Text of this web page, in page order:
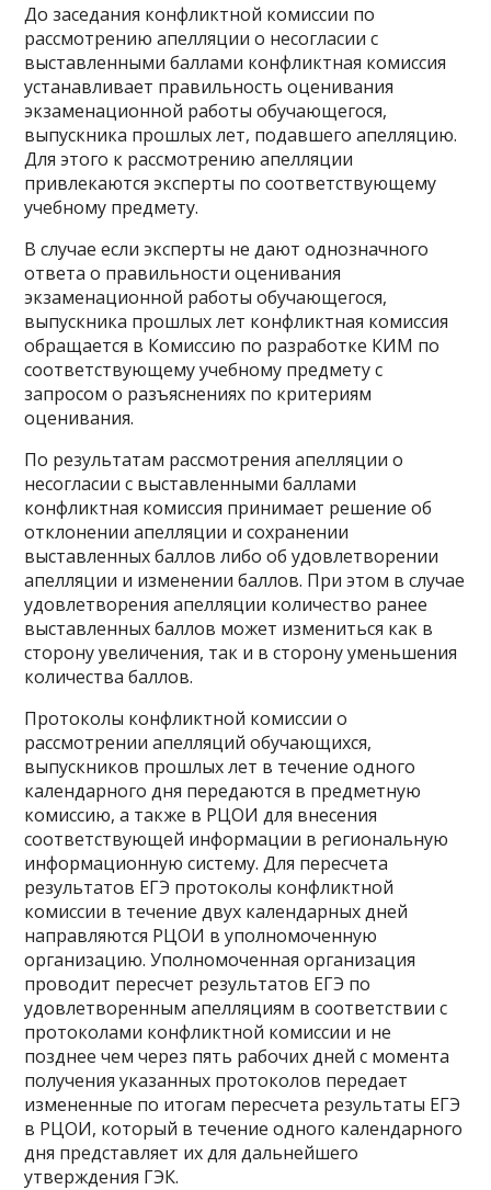
До заседания конфликтной комиссии по
рассмотрению апелляции о несогласии с
выставленными баллами конфликтная комиссия
устанавливает правильность оценивания
экзаменационной работы обучающегося,
выпускника прошлых лет, подавшего апелляцию.
Для этого к рассмотрению апелляции
привлекаются эксперты по соответствующему
учебному предмету.
В случае если эксперты не дают однозначного
ответа о правильности оценивания
экзаменационной работы обучающегося,
выпускника прошлых лет конфликтная комиссия
обращается в Комиссию по разработке КИМ по
соответствующему учебному предмету с
запросом о разъяснениях по критериям
оценивания.
По результатам рассмотрения апелляции о
несогласии с выставленными баллами
конфликтная комиссия принимает решение об
отклонении апелляции и сохранении
выставленных баллов либо об удовлетворении
апелляции и изменении баллов. При этом в случае
удовлетворения апелляции количество ранее
выставленных баллов может измениться как в
сторону увеличения, так и в сторону уменьшения
количества баллов.
Протоколы конфликтной комиссии о
рассмотрении апелляций обучающихся,
выпускников прошлых лет в течение одного
календарного дня передаются в предметную
комиссию, а также в РЦОИ для внесения
соответствующей информации в региональную
информационную систему. Для пересчета
результатов ЕГЭ протоколы конфликтной
комиссии в течение двух календарных дней
направляются РЦОИ в уполномоченную
организацию. Уполномоченная организация
проводит пересчет результатов ЕГЭ по
удовлетворенным апелляциям в соответствии с
протоколами конфликтной комиссии и не
позднее чем через пять рабочих дней с момента
получения указанных протоколов передает
измененные по итогам пересчета результаты ЕГЭ
в РЦОИ, который в течение одного календарного
дня представляет их для дальнейшего
утверждения ГЭК.